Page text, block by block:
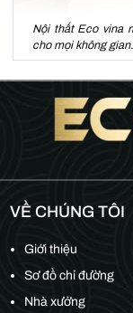
Nội thất Eco vina
cho mọi không gian.
VỀ CHÚNG TÔI
Giới thiệu
Sơ đồ chỉ đường
Nhà xưởng